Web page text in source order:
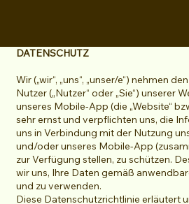
DATENSCHUTZ
Wir („wir“, „uns“, „unser/e“) nehmen
Nutzer („Nutzer“ oder „Sie“) unserer
unseres Mobile-App (die „Website“
sehr ernst und verpflichten uns, die
uns in Verbindung mit der Nutzung
und/oder unseres Mobile-App
zur Verfügung stellen, zu schützen.
wir uns, Ihre Daten gemäß
und zu verwenden.
Diese Datenschutzrichtlinie erläutert